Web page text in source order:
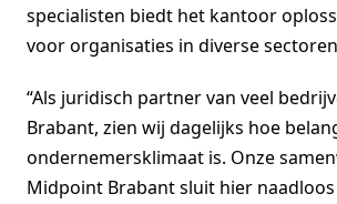
specialisten biedt het kantoor
voor organisaties in diverse
“Als juridisch partner van veel
Brabant, zien wij dagelijks hoe
ondernemersklimaat is. Onze
Midpoint Brabant sluit hier